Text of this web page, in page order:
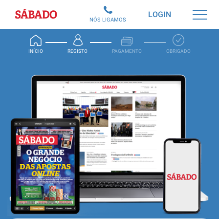
Sábado
INÍCIO REGISTO PAGAMENTO OBRIGADO
LOGIN
NÓS LIGAMOS